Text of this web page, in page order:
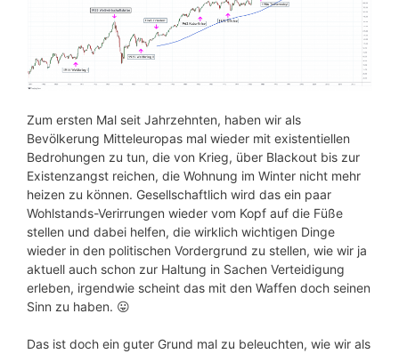
Zum ersten Mal seit Jahrzehnten, haben wir als
Bevölkerung Mitteleuropas mal wieder mit existentiellen
Bedrohungen zu tun, die von Krieg, über Blackout bis zur
Existenzangst reichen, die Wohnung im Winter nicht mehr
heizen zu können. Gesellschaftlich wird das ein paar
Wohlstands-Verirrungen wieder vom Kopf auf die Füße
stellen und dabei helfen, die wirklich wichtigen Dinge
wieder in den politischen Vordergrund zu stellen, wie wir ja
aktuell auch schon zur Haltung in Sachen Verteidigung
erleben, irgendwie scheint das mit den Waffen doch seinen
Sinn zu haben. 😛
Das ist doch ein guter Grund mal zu beleuchten, wie wir als